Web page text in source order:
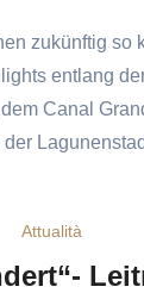
zukünftig so
entlang
Canal
Attualità